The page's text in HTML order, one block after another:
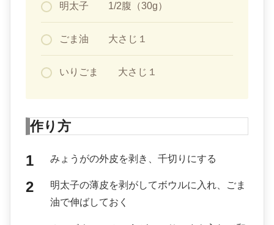
明太子 1/2腹（30g）
ごま油 大さじ１
いりごま 大さじ１
作り方
みょうがの外皮を剥き、千切りにする
明太子の薄皮を剥がしてボウルに入れ、ごま
油で伸ばしておく